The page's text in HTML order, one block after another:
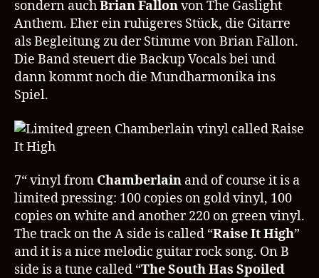
sondern auchBrian Fallonvon The Gaslight
Anthem. Eher ein ruhigeres Stück, die Gitarre
als Begleitung zu der Stimme von Brian Fallon.
Die Band steuert die Backup Vocals bei und
dann kommt noch die Mundharmonika ins
Spiel.
7“ vinyl from Chamberlain and of course it is a
limited pressing: 100 copies on gold vinyl, 100
copies on white and another 220 on green vinyl.
The track on the A side is called “Raise It High”
and it is a nice melodic guitar rock song. On B
side is a tune called “The South Has Spoiled